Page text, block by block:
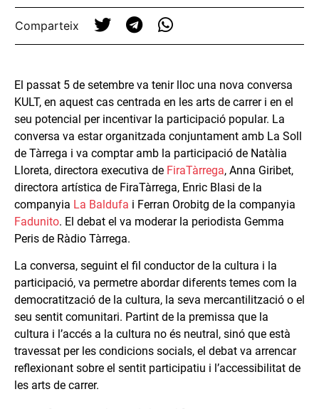
Comparteix
El passat 5 de setembre va tenir lloc una nova conversa
KULT, en aquest cas centrada en les arts de carrer i en el
seu potencial per incentivar la participació popular. La
conversa va estar organitzada conjuntament amb La Soll
de Tàrrega i va comptar amb la participació de Natàlia
Lloreta, directora executiva de FiraTàrrega, Anna Giribet,
directora artística de FiraTàrrega, Enric Blasi de la
companyia La Baldufa i Ferran Orobitg de la companyia
Fadunito. El debat el va moderar la periodista Gemma
Peris de Ràdio Tàrrega.
La conversa, seguint el fil conductor de la cultura i la
participació, va permetre abordar diferents temes com la
democratització de la cultura, la seva mercantilització o el
seu sentit comunitari. Partint de la premissa que la
cultura i l’accés a la cultura no és neutral, sinó que està
travessat per les condicions socials, el debat va arrencar
reflexionant sobre el sentit participatiu i l’accessibilitat de
les arts de carrer.